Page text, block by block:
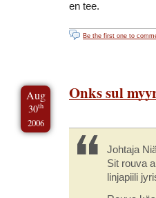
en tee.
Be the first one to
Aug
30th
2006
Onks sul
Johtaja
Sit rouva
linjapiili